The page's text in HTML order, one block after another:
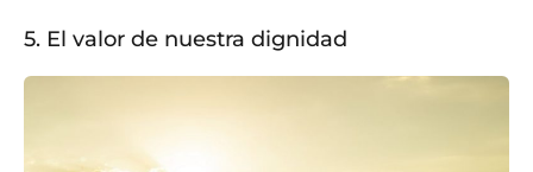
5. El valor de nuestra dignidad